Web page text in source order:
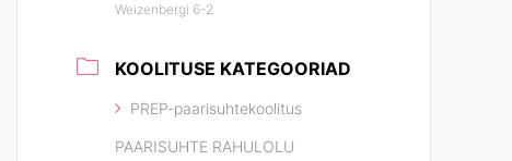
Weizenbergi 6-2
KOOLITUSE KATEGOORIAD
PREP-paarisuhtekoolitus
PAARISUHTE RAHULOLU